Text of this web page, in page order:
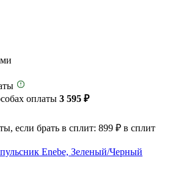
оплаты 3 595 ₽
если брать в сплит: 899 ₽ в сплит
Enebe, Зеленый/Черный